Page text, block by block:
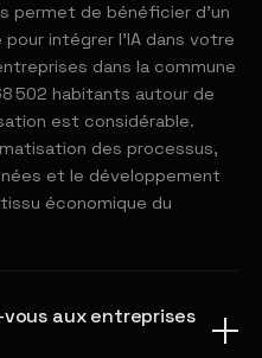
permet de bénéficier d'un
intégrer l'IA dans votre
dans la commune
502 habitants autour de
est considérable.
des processus,
et le développement
économique du
vous aux entreprises